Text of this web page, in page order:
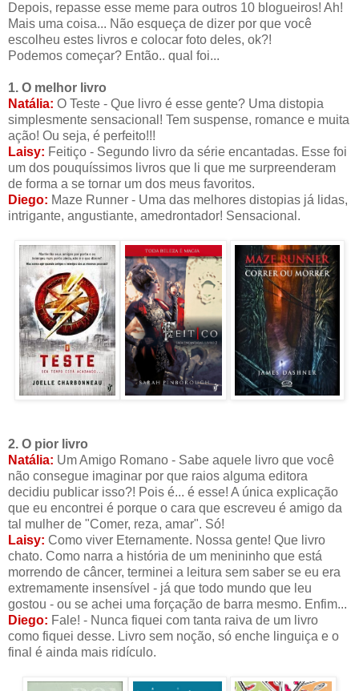
Depois, repasse esse meme para outros 10 blogueiros! Ah!
Mais uma coisa... Não esqueça de dizer por que você
escolheu estes livros e colocar foto deles, ok?!
Podemos começar? Então.. qual foi...
1. O melhor livro
Natália: O Teste - Que livro é esse gente? Uma distopia
simplesmente sensacional! Tem suspense, romance e muita
ação! Ou seja, é perfeito!!!
Laisy: Feitiço - Segundo livro da série encantadas. Esse foi
um dos pouquíssimos livros que li que me surpreenderam
de forma a se tornar um dos meus favoritos.
Diego: Maze Runner - Uma das melhores distopias já lidas,
intrigante, angustiante, amedrontador! Sensacional.
2. O pior livro
Natália: Um Amigo Romano - Sabe aquele livro que você
não consegue imaginar por que raios alguma editora
decidiu publicar isso?! Pois é... é esse! A única explicação
que eu encontrei é porque o cara que escreveu é amigo da
tal mulher de "Comer, reza, amar". Só!
Laisy: Como viver Eternamente. Nossa gente! Que livro
chato. Como narra a história de um menininho que está
morrendo de câncer, terminei a leitura sem saber se eu era
extremamente insensível - já que todo mundo que leu
gostou - ou se achei uma forçação de barra mesmo. Enfim...
Diego: Fale! - Nunca fiquei com tanta raiva de um livro
como fiquei desse. Livro sem noção, só enche linguiça e o
final é ainda mais ridículo.